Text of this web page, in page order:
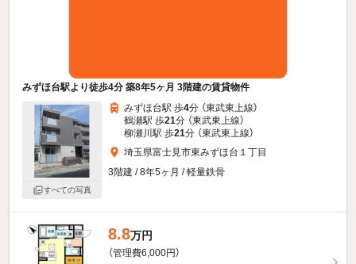
みずほ台駅より徒歩4分 築8年5ヶ月 3階建の賃貸物件
すべての写真
みずほ台駅 歩4分 （東武東上線）
鶴瀬駅 歩21分 （東武東上線）
柳瀬川駅 歩21分 （東武東上線）
埼玉県富士見市東みずほ台１丁目
3階建 / 8年5ヶ月 / 軽量鉄骨
8.8万円
（管理費6,000円）